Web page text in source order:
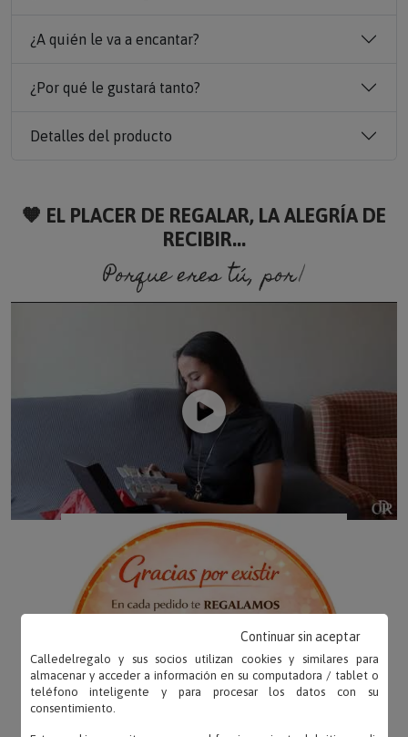
¿A quién le va a encantar?
¿Por qué le gustará tanto?
Detalles del producto
🧡 EL PLACER DE REGALAR, LA ALEGRÍA DE
RECIBIR...
Porque eres tú, porque soy
Calledelregalo y sus socios utilizan cookies y similares para
almacenar y acceder a información en su computadora / tablet o
teléfono inteligente y para procesar los datos con su
consentimiento.
Continuar sin aceptar